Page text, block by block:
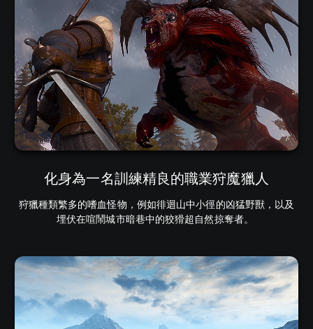
化身為一名訓練精良的職業狩魔獵人
狩獵種類繁多的嗜血怪物，例如徘迴山中小徑的凶猛野獸，以及
埋伏在喧鬧城市暗巷中的狡猾超自然掠奪者。